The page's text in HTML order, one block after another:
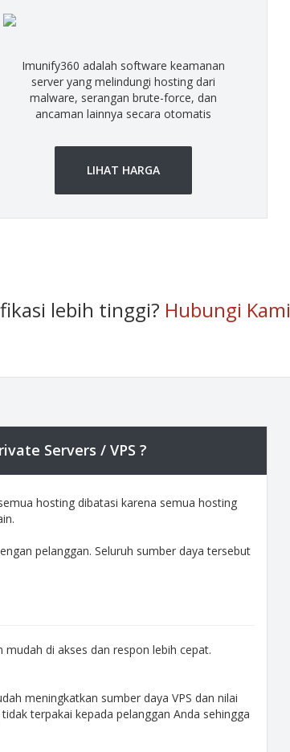
Imunify360 adalah software keamanan
server yang melindungi hosting dari
malware, serangan brute-force, dan
ancaman lainnya secara otomatis
LIHAT HARGA
lebih tinggi? Hubungi Kami
Servers / VPS ?
hosting dibatasi karena semua hosting
pelanggan. Seluruh sumber daya tersebut
di akses dan respon lebih cepat.
meningkatkan sumber daya VPS dan nilai
terpakai kepada pelanggan Anda sehingga